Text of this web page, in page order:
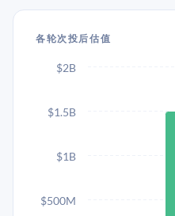
各轮次投后估值
$500M
$1B
$1.5B
$2B